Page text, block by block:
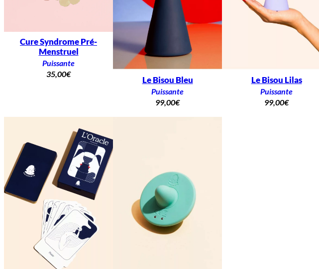
Cure Syndrome Pré-
Menstruel
Puissante
35,00€
Le Bisou Bleu
Puissante
99,00€
Le Bisou Lilas
Puissante
99,00€